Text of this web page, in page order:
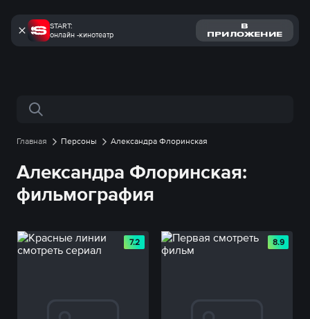
START:
онлайн -кинотеатр
В
ПРИЛОЖЕНИЕ
Поиск по сайту
Главная Персоны Александра Флоринская
Александра Флоринская:
фильмография
7.2 8.9